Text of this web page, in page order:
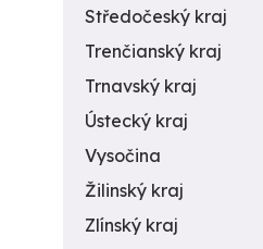
Středočeský kraj
Trenčianský kraj
Trnavský kraj
Ústecký kraj
Vysočina
Žilinský kraj
Zlínský kraj